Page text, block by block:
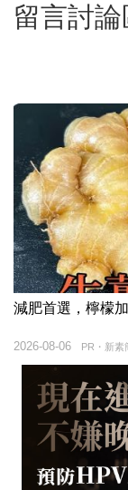
留言討論
減肥首選，檸檬
PR・新素
2026-08-06